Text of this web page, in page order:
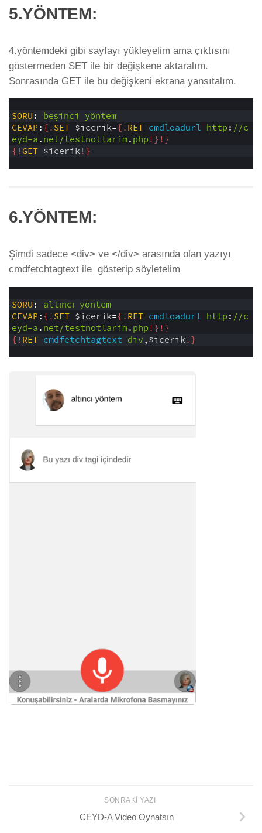
5.YÖNTEM:
4.yöntemdeki gibi sayfayı yükleyelim ama çıktısını
göstermeden SET ile bir değişkene aktaralım.
Sonrasında GET ile bu değişkeni ekrana yansıtalım.
SORU: beşinci yöntem
CEVAP:{!SET $icerik={!RET cmdloadurl http: //c
eyd-a.net/testnotlarim.php!}!}
{!GET $icerik!}
6.YÖNTEM:
Şimdi sadece <div> ve </div> arasında olan yazıyı
cmdfetchtagtext ile gösterip söyletelim
SORU: altıncı yöntem
CEVAP:{!SET $icerik={!RET cmdloadurl http: //c
eyd-a.net/testnotlarim.php!}!}
{!RET cmdfetchtagtext div,$icerik!}
SONRAKI YAZI
CEYD-A Video Oynatsın